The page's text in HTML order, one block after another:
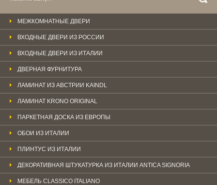
МЕЖКОМНАТНЫЕ ДВЕРИ
ВХОДНЫЕ ДВЕРИ ИЗ РОССИИ
ВХОДНЫЕ ДВЕРИ ИЗ ИТАЛИИ
ДВЕРНАЯ ФУРНИТУРА
ЛАМИНАТ ИЗ АВСТРИИ KAINDL
ЛАМИНАТ KRONO ORIGINAL
ПАРКЕТНАЯ ДОСКА ИЗ ЕВРОПЫ
ОБОИ ИЗ ИТАЛИИ
ПЛИНТУС ИЗ ИТАЛИИ
ДЕКОРАТИВНАЯ ШТУКАТУРКА ИЗ ИТАЛИИ ANTICA SIGNORIA
МЕБЕЛЬ CLASSICO ITALIANO